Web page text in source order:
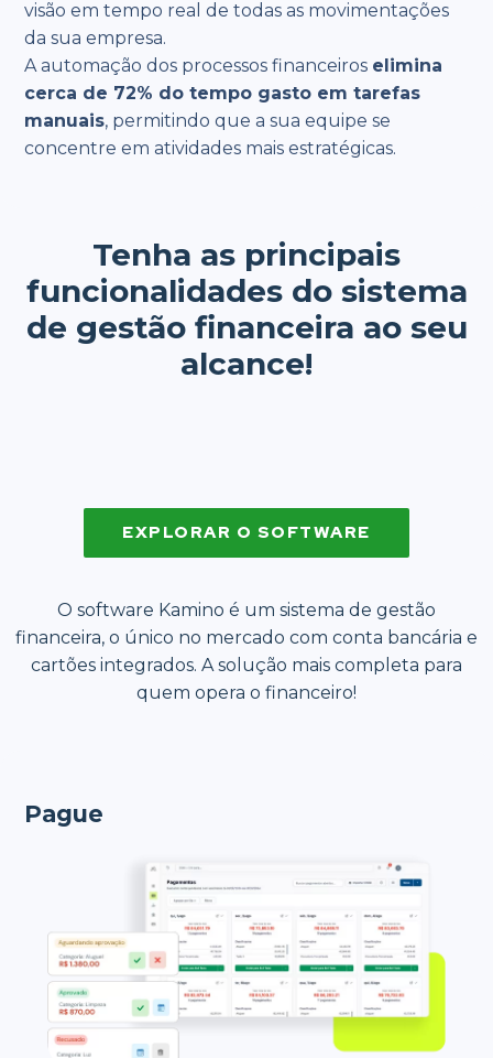
visão em tempo real de todas as movimentações
da sua empresa.
A automação dos processos financeiros elimina
cerca de 72% do tempo gasto em tarefas
manuais, permitindo que a sua equipe se
concentre em atividades mais estratégicas.
Tenha as principais
funcionalidades do sistema
de gestão financeira ao seu
alcance!
EXPLORAR O SOFTWARE
O software Kamino é um sistema de gestão
financeira, o único no mercado com conta bancária e
cartões integrados. A solução mais completa para
quem opera o financeiro!
Pague